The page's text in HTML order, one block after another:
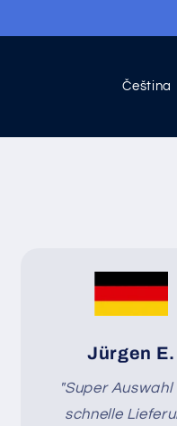
Jazyk
Čeština
Jürgen E.
"Super Auswahl
schnelle